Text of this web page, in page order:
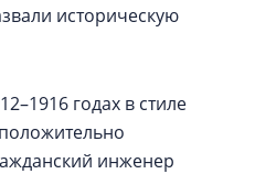
историческую
годах в стиле
инженер